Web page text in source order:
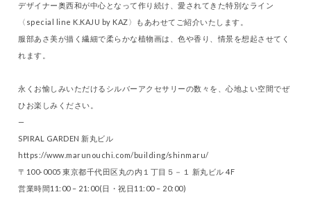
デザイナー奥西和が中心となって作り続け、愛されてきた特別なライン
〈special line K.KAJU by KAZ〉もあわせてご紹介いたします。
服部あさ美が描く繊細で柔らかな植物画は、色や香り、情景を想起させてく
れます。
永くお愉しみいただけるシルバーアクセサリーの数々を、心地よい空間でぜ
ひお楽しみください。
—
SPIRAL GARDEN 新丸ビル
https://www.marunouchi.com/building/shinmaru/
〒100-0005 東京都千代田区丸の内１丁目５－１ 新丸ビル 4F
営業時間11:00 – 21:00(日・祝日11:00 – 20:00)